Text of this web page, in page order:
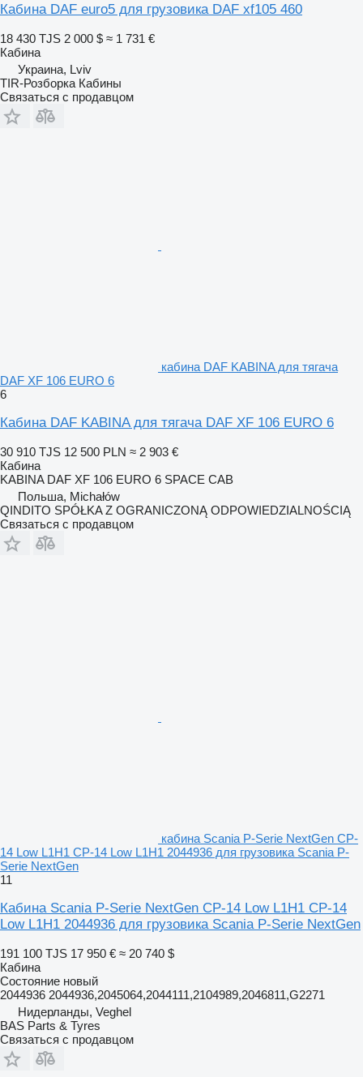
Кабина DAF euro5 для грузовика DAF xf105 460
18 430 TJS 2 000 $ ≈ 1 731 €
Кабина
Украина, Lviv
TIR-Розборка Кабины
Связаться с продавцом
кабина DAF KABINA для тягача
DAF XF 106 EURO 6
6
Кабина DAF KABINA для тягача DAF XF 106 EURO 6
30 910 TJS 12 500 PLN ≈ 2 903 €
Кабина
KABINA DAF XF 106 EURO 6 SPACE CAB
Польша, Michałów
QINDITO SPÓŁKA Z OGRANICZONĄ ODPOWIEDZIALNOŚCIĄ
Связаться с продавцом
кабина Scania P-Serie NextGen CP-
14 Low L1H1 CP-14 Low L1H1 2044936 для грузовика Scania P-
Serie NextGen
11
Кабина Scania P-Serie NextGen CP-14 Low L1H1 CP-14
Low L1H1 2044936 для грузовика Scania P-Serie NextGen
191 100 TJS 17 950 € ≈ 20 740 $
Кабина
Состояние новый
2044936 2044936,2045064,2044111,2104989,2046811,G2271
Нидерланды, Veghel
BAS Parts & Tyres
Связаться с продавцом